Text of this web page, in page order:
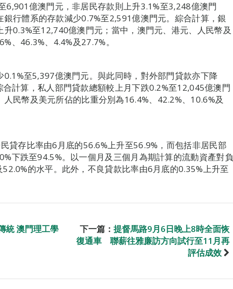
6,901億澳門元，非居民存款則上升3.1%至3,248億澳門
銀行體系的存款減少0.7%至2,591億澳門元。綜合計算，銀
0.3%至12,740億澳門元；當中，澳門元、港元、人民幣及
、46.3%、4.4%及27.7%。
0.1%至5,397億澳門元。與此同時，對外部門貸款亦下降
計算，私人部門貸款總額較上月下跌0.2%至12,045億澳門
民幣及美元所佔的比重分別為16.4%、42.2%、10.6%及
貸存比率由6月底的56.6%上升至56.9%，而包括非居民部
下跌至94.5%。以一個月及三個月為期計算的流動資產對負
的水平。此外，不良貸款比率由6月底的0.35%上升至
統 澳門理工學
下一篇： 提督馬路9月6日晚上8時全面恢
復通車 聯薪往雅廉訪方向試行至11月再
評估成效